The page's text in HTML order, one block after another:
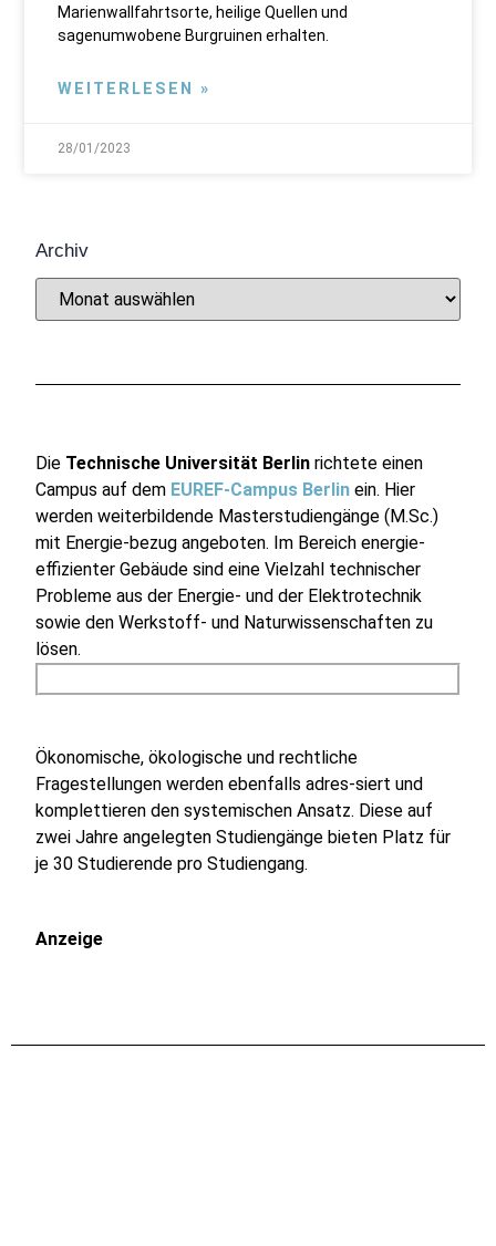
Marienwallfahrtsorte, heilige Quellen und
sagenumwobene Burgruinen erhalten.
WEITERLESEN »
28/01/2023
Archiv
Die Technische Universität Berlin richtete einen
Campus auf dem EUREF-Campus Berlin ein. Hier
werden weiterbildende Masterstudiengänge (M.Sc.)
mit Energie-bezug angeboten. Im Bereich energie-
effizienter Gebäude sind eine Vielzahl technischer
Probleme aus der Energie- und der Elektrotechnik
sowie den Werkstoff- und Naturwissenschaften zu
lösen.
Ökonomische, ökologische und rechtliche
Fragestellungen werden ebenfalls adres-siert und
komplettieren den systemischen Ansatz. Diese auf
zwei Jahre angelegten Studiengänge bieten Platz für
je 30 Studierende pro Studiengang.
Anzeige